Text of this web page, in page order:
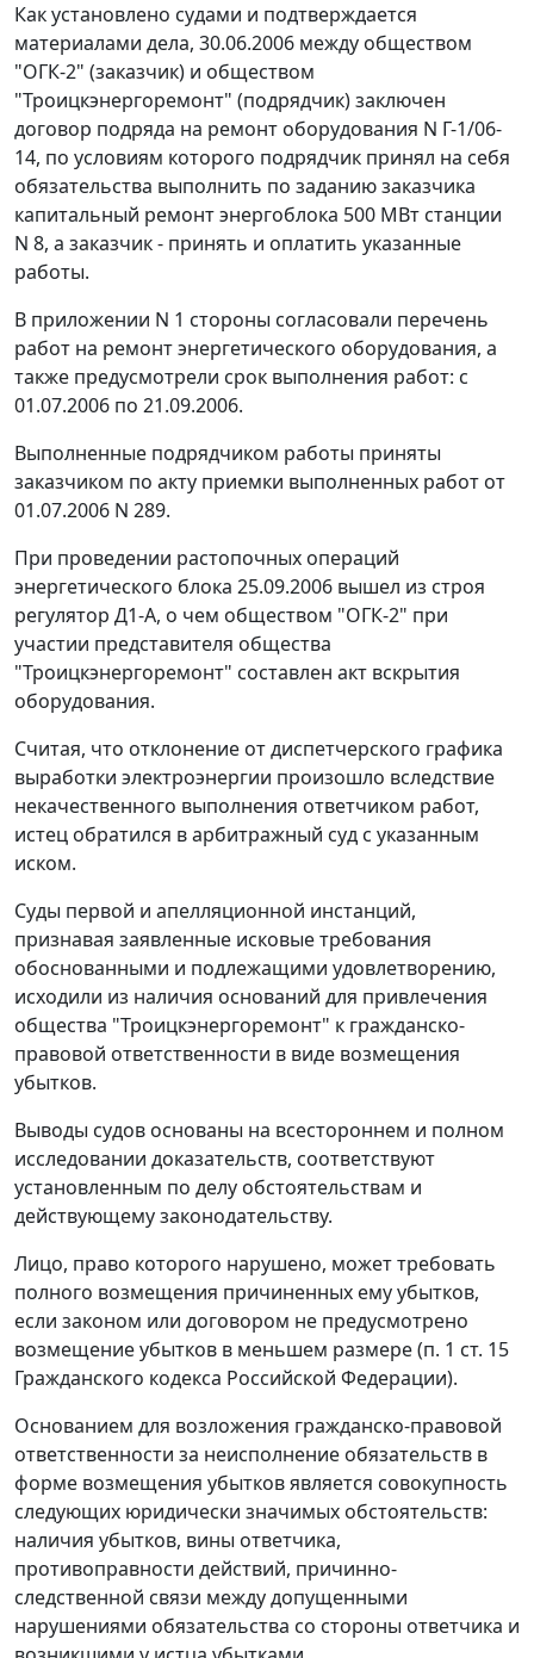
Как установлено судами и подтверждается
материалами дела, 30.06.2006 между обществом
"ОГК-2" (заказчик) и обществом
"Троицкэнергоремонт" (подрядчик) заключен
договор подряда на ремонт оборудования N Г-1/06-
14, по условиям которого подрядчик принял на себя
обязательства выполнить по заданию заказчика
капитальный ремонт энергоблока 500 МВт станции
N 8, а заказчик - принять и оплатить указанные
работы.
В приложении N 1 стороны согласовали перечень
работ на ремонт энергетического оборудования, а
также предусмотрели срок выполнения работ: с
01.07.2006 по 21.09.2006.
Выполненные подрядчиком работы приняты
заказчиком по акту приемки выполненных работ от
01.07.2006 N 289.
При проведении растопочных операций
энергетического блока 25.09.2006 вышел из строя
регулятор Д1-А, о чем обществом "ОГК-2" при
участии представителя общества
"Троицкэнергоремонт" составлен акт вскрытия
оборудования.
Считая, что отклонение от диспетчерского графика
выработки электроэнергии произошло вследствие
некачественного выполнения ответчиком работ,
истец обратился в арбитражный суд с указанным
иском.
Суды первой и апелляционной инстанций,
признавая заявленные исковые требования
обоснованными и подлежащими удовлетворению,
исходили из наличия оснований для привлечения
общества "Троицкэнергоремонт" к гражданско-
правовой ответственности в виде возмещения
убытков.
Выводы судов основаны на всестороннем и полном
исследовании доказательств, соответствуют
установленным по делу обстоятельствам и
действующему законодательству.
Лицо, право которого нарушено, может требовать
полного возмещения причиненных ему убытков,
если законом или договором не предусмотрено
возмещение убытков в меньшем размере (п. 1 ст. 15
Гражданского кодекса Российской Федерации).
Основанием для возложения гражданско-правовой
ответственности за неисполнение обязательств в
форме возмещения убытков является совокупность
следующих юридически значимых обстоятельств:
наличия убытков, вины ответчика,
противоправности действий, причинно-
следственной связи между допущенными
нарушениями обязательства со стороны ответчика и